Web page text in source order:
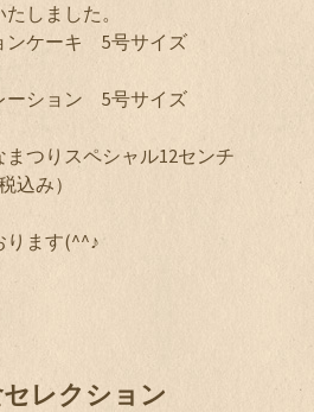
しました。
ンケーキ 5号サイズ
ーション 5号サイズ
つりスペシャル12センチ
込み）
ります(^^♪
レクション